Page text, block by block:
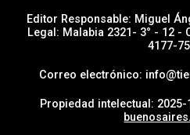
e
c
Editor Responsable: Miguel
Legal: Malabia 2321- 3° - 12 -
4177-
Correo electrónico:
Propiedad intelectual: 2025-